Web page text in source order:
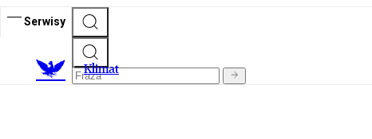
Serwisy
Klimat